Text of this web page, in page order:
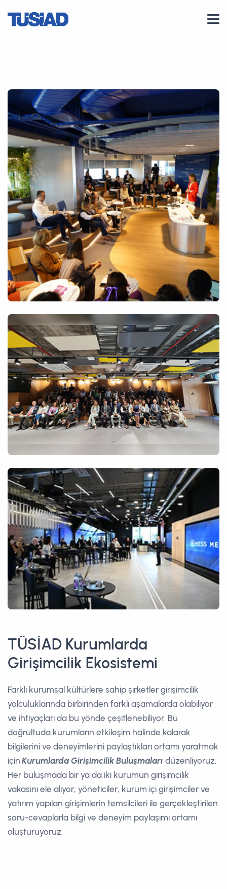
TÜSİAD Kurumlarda
Girişimcilik Ekosistemi
Farklı kurumsal kültürlere sahip şirketler girişimcilik
yolculuklarında birbirinden farklı aşamalarda olabiliyor
ve ihtiyaçları da bu yönde çeşitlenebiliyor. Bu
doğrultuda kurumların etkileşim halinde kalarak
bilgilerini ve deneyimlerini paylaştıkları ortamı yaratmak
içinKurumlarda Girişimcilik Buluşmaları düzenliyoruz.
Her buluşmada bir ya da iki kurumun girişimcilik
vakasını ele alıyor; yöneticiler, kurum içi girişimciler ve
yatırım yapılan girişimlerin temsilcileri ile gerçekleştirilen
soru-cevaplarla bilgi ve deneyim paylaşımı ortamı
oluşturuyoruz.